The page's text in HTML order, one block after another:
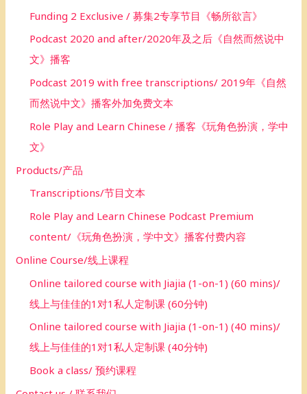
Funding 2 Exclusive / 募集2专享节目《畅所欲言》
Podcast 2020 and after/2020年及之后《自然而然说中
文》播客
Podcast 2019 with free transcriptions/ 2019年《自然
而然说中文》播客外加免费文本
Role Play and Learn Chinese / 播客《玩角色扮演，学中
文》
Products/产品
Transcriptions/节目文本
Role Play and Learn Chinese Podcast Premium
content/《玩角色扮演，学中文》播客付费内容
Online Course/线上课程
Online tailored course with Jiajia (1-on-1) (60 mins)/
线上与佳佳的1对1私人定制课 (60分钟)
Online tailored course with Jiajia (1-on-1) (40 mins)/
线上与佳佳的1对1私人定制课 (40分钟)
Book a class/ 预约课程